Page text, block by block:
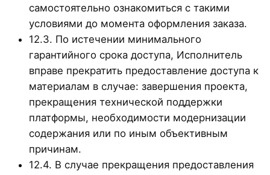
самостоятельно ознакомиться с такими
условиями до момента оформления заказа.
12.3. По истечении минимального
гарантийного срока доступа, Исполнитель
вправе прекратить предоставление доступа к
материалам в случае: завершения проекта,
прекращения технической поддержки
платформы, необходимости модернизации
содержания или по иным объективным
причинам.
12.4. В случае прекращения предоставления